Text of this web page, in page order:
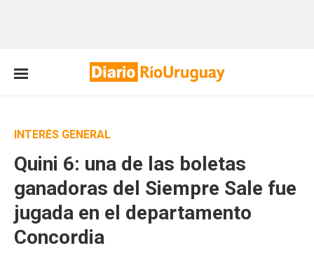
INTERÉS GENERAL
Quini 6: una de las boletas
ganadoras del Siempre Sale fue
jugada en el departamento
Concordia